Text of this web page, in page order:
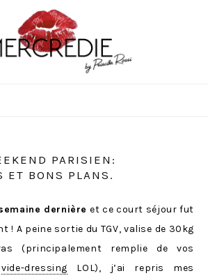
PARISIEN:
ET BONS PLANS.
dernière et ce court séjour fut
! A peine sortie du TGV, valise de 30kg
(principalement remplie de vos
vide-dressing LOL), j’ai repris mes